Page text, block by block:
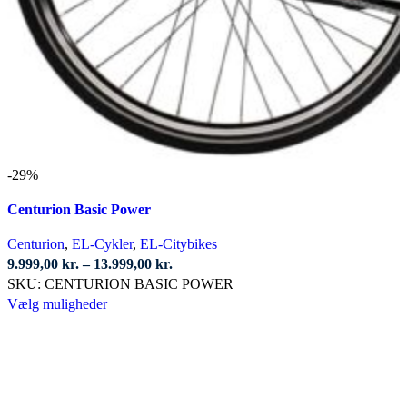
-29%
Centurion Basic Power
Centurion, EL-Cykler, EL-Citybikes
9.999,00 kr. – 13.999,00 kr.Prisinterval:
9.999,00 kr.
SKU: CENTURION BASIC POWER
Vælg mulighederDette